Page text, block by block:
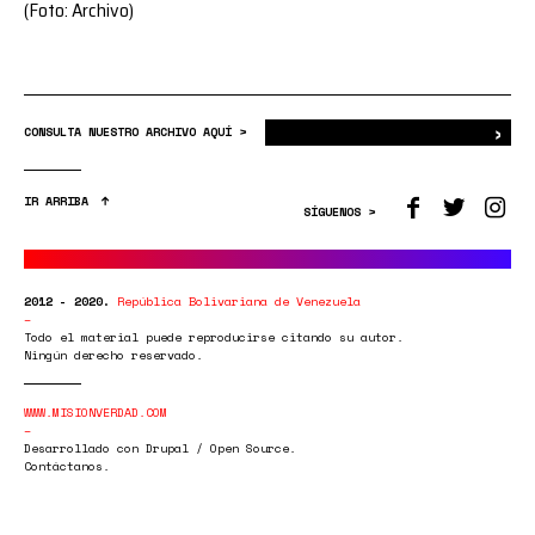
(Foto: Archivo)
CONSULTA NUESTRO ARCHIVO AQUÍ > ›
IR ARRIBA
SÍGUENOS >
2012 - 2020. República Bolivariana de Venezuela
Todo el material puede reproducirse citando su autor.
Ningún derecho reservado.
WWW.MISIONVERDAD.COM
Desarrollado con Drupal / Open Source.
Contáctanos.